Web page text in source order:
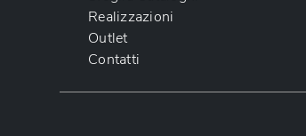
Realizzazioni
Outlet
Contatti